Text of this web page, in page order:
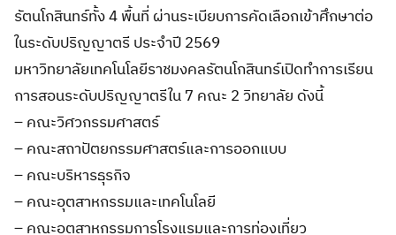
รัตนโกสินทร์ทั้ง 4 พื้นที่ ผ่านระเบียบการคัดเลือกเข้าศึกษาต่อ
ในระดับปริญญาตรี ประจำปี 2569
มหาวิทยาลัยเทคโนโลยีราชมงคลรัตนโกสินทร์เปิดทำการเรียน
การสอนระดับปริญญาตรีใน 7 คณะ 2 วิทยาลัย ดังนี้
– คณะวิศวกรรมศาสตร์
– คณะสถาปัตยกรรมศาสตร์และการออกแบบ
– คณะบริหารธุรกิจ
– คณะอุตสาหกรรมและเทคโนโลยี
– คณะอุตสาหกรรมการโรงแรมและการท่องเที่ยว